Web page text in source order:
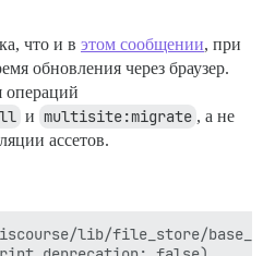
что и в этом сообщении, при
обновления через браузер.
и multisite:migrate , а не
ассетов.
lib/file_store/